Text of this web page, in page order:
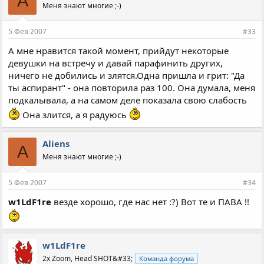
Меня знают многие ;-)
5 Фев 2007 #33
А мне нравится такой момент, прийдут некоторые
девушки на встречу и давай парафинить других,
ничего не добились и злятся.Одна пришла и грит: "Да
ты аспирант" - она повторила раз 100. Она думала, меня
подкалывала, а на самом деле показала свою слабость
Она злится, а я радуюсь
A Aliens
Меня знают многие ;-)
5 Фев 2007 #34
w1LdF1re везде хорошо, где нас нет :?) Вот те и ПАВА !!
w1LdF1re
2x Zoom, Head SHOT&#33; Команда форума